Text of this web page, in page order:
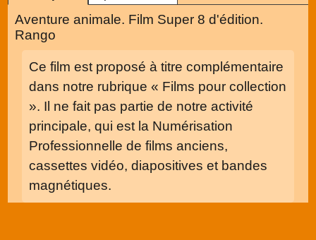
Aventure animale. Film Super 8 d'édition.
Rango
Ce film est proposé à titre complémentaire
dans notre rubrique « Films pour collection
». Il ne fait pas partie de notre activité
principale, qui est la Numérisation
Professionnelle de films anciens,
cassettes vidéo, diapositives et bandes
magnétiques.